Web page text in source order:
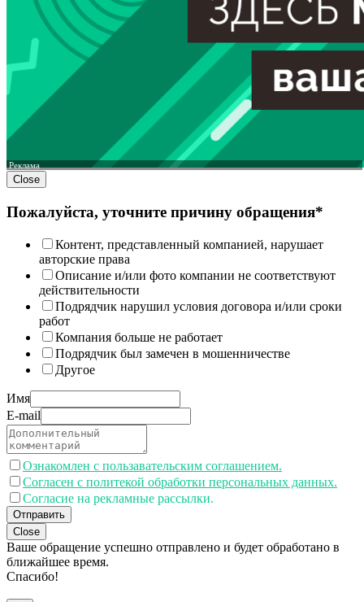
Реклама
Close
Пожалуйста, уточните причину обращения*
Контент, представленный компанией, нарушает
авторские права
Описание и/или фото компании не соответствуют
действительности
Подрядчик нарушил условия договора и/или сроки
работ
Компания больше не работает
Подрядчик был замечен в мошенничестве
Другое
Имя
E-mail
Ознакомлен с пользавательским соглашением.
Согласен с политекой обработки персональных данных.
Согласие на рекламные рассылки.
Отправить
Close
Ваше обращение успешно отправлено и будет обработано в
ближайшее время.
Спасибо!